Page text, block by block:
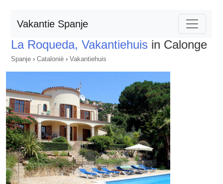
Vakantie Spanje
La Roqueda, Vakantiehuis in Calonge
Spanje › Catalonië › Vakantiehuis